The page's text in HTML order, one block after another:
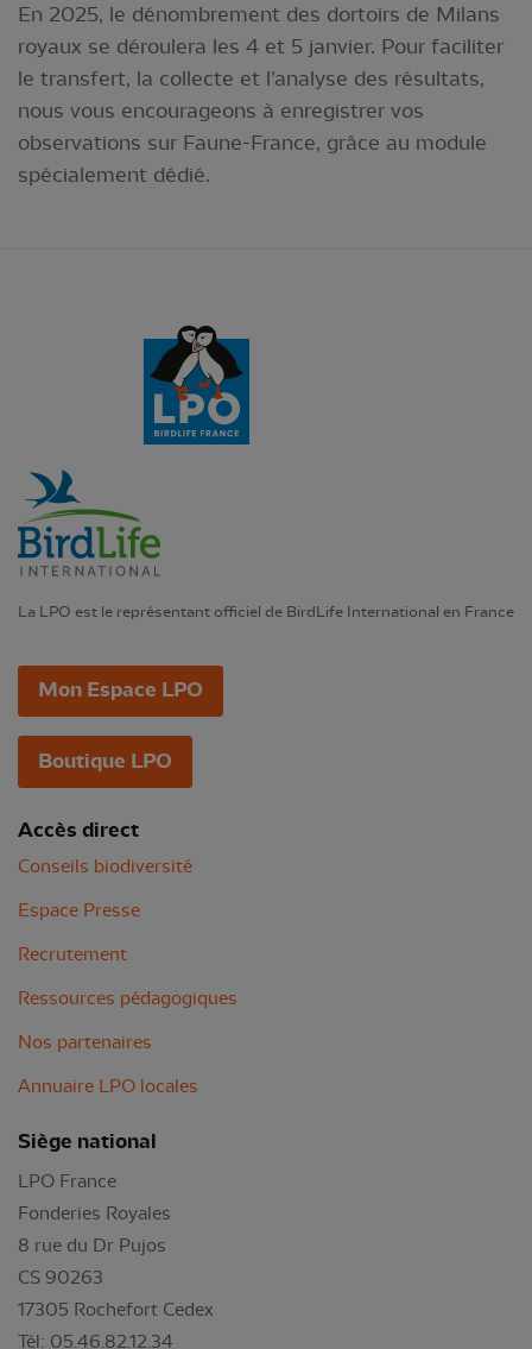
En 2025, le dénombrement des dortoirs de Milans
royaux se déroulera les 4 et 5 janvier. Pour faciliter
le transfert, la collecte et l’analyse des résultats,
nous vous encourageons à enregistrer vos
observations sur Faune-France, grâce au module
spécialement dédié.
La LPO est le représentant officiel de BirdLife International en France
Mon Espace LPO
Boutique LPO
Accès direct
Conseils biodiversité
Espace Presse
Recrutement
Ressources pédagogiques
Nos partenaires
Annuaire LPO locales
Siège national
LPO France
Fonderies Royales
8 rue du Dr Pujos
CS 90263
17305 Rochefort Cedex
Tél: 05.46.82.12.34